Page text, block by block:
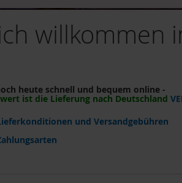
willkommen
heute schnell und bequem online -
ist die Lieferung nach Deutschland
und Versandgebühren